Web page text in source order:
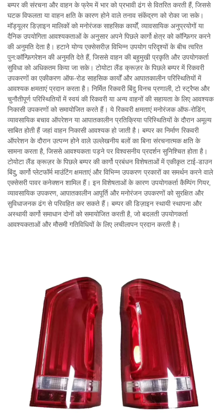
बम्पर की संरचना और वाहन के फ्रेम में भार को प्रभावी ढंग से वितरित करती हैं, जिससे
घटक विफलता या वाहन क्षति के कारण होने वाले तनाव संकेंद्रण को रोका जा सके।
मॉड्यूलर डिज़ाइन मालिकों को मनोरंजक साहसिक कार्यों, व्यावसायिक अनुप्रयोगों या
दैनिक उपयोगिता आवश्यकताओं के अनुसार अपने पिछले कार्गो क्षेत्र को कॉन्फ़िगर करने
की अनुमति देता है। हटाने योग्य एक्सेसरीज़ विभिन्न उपयोग परिदृश्यों के बीच त्वरित
पुन:कॉन्फ़िगरेशन की अनुमति देते हैं, जिससे वाहन की बहुमुखी प्रकृति और उपयोगकर्ता
सुविधा को अधिकतम किया जा सके। टोयोटा लैंड क्रूज़र के पिछले बम्पर में रिकवरी
उपकरणों का एकीकरण ऑफ-रोड साहसिक कार्यों और आपातकालीन परिस्थितियों में
आवश्यक क्षमताएं प्रदान करता है। निर्मित रिकवरी बिंदु विनच प्रणाली, टो स्ट्रैप्स और
चुनौतीपूर्ण परिस्थितियों में स्वयं की रिकवरी या अन्य वाहनों की सहायता के लिए आवश्यक
निकासी उपकरणों को समायोजित करते हैं। ये रिकवरी क्षमताएं मनोरंजक ऑफ-रोडिंग,
व्यावसायिक बचाव ऑपरेशन या आपातकालीन प्रतिक्रिया परिस्थितियों के दौरान अमूल्य
साबित होती हैं जहां वाहन निकासी आवश्यक हो जाती है। बम्पर का निर्माण रिकवरी
ऑपरेशन के दौरान उत्पन्न होने वाले उल्लेखनीय बलों का बिना संरचनात्मक क्षति के
सामना करता है, जिससे आवश्यकता पड़ने पर विश्वसनीय प्रदर्शन सुनिश्चित होता है।
टोयोटा लैंड क्रूज़र के पिछले बम्पर की कार्गो प्रबंधन विशेषताओं में एकीकृत टाई-डाउन
बिंदु, कार्गो प्लेटफॉर्म माउंटिंग क्षमताएं और विभिन्न उपकरण प्रकारों का समर्थन करने वाले
एक्सेसरी पावर कनेक्शन शामिल हैं। इन विशेषताओं के कारण उपयोगकर्ता कैम्पिंग गियर,
व्यावसायिक उपकरण, आपातकालीन आपूर्ति और मनोरंजन उपकरणों को सुरक्षित और
सुविधाजनक ढंग से परिवहित कर सकते हैं। बम्पर की डिज़ाइन स्थायी स्थापना और
अस्थायी कार्गो समाधान दोनों को समायोजित करती है, जो बदलती उपयोगकर्ता
आवश्यकताओं और मौसमी गतिविधियों के लिए लचीलापन प्रदान करती है।